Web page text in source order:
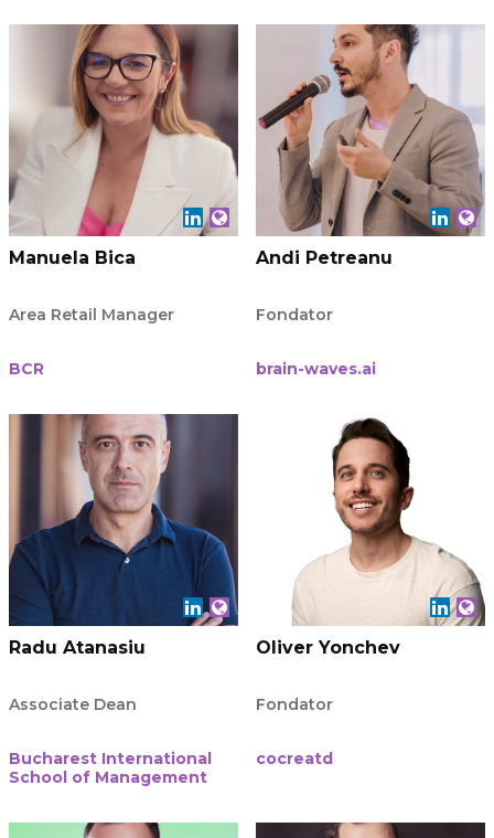
Manuela Bica
Area Retail Manager
BCR
Andi Petreanu
Fondator
brain-waves.ai
Radu Atanasiu
Associate Dean
Bucharest International
School of Management
Oliver Yonchev
Fondator
cocreatd